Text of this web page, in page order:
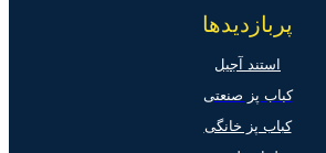
پربازدیدها
استند آجیل
کباب پز صنعتی
کباب پز خانگی